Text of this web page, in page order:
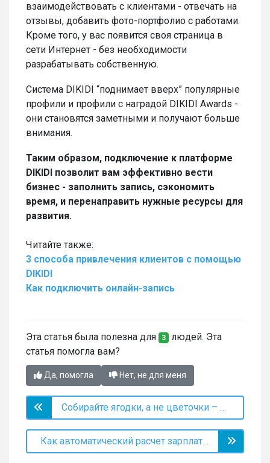
взаимодействовать с клиентами - отвечать на
отзывы, добавить фото-портфолио с работами.
Кроме того, у вас появится своя страница в
сети Интернет - без необходимости
разрабатывать собственную.
Система DIKIDI “поднимает вверх” популярные
профили и профили с наградой DIKIDI Awards -
они становятся заметными и получают больше
внимания.
Таким образом, подключение к платформе
DIKIDI позволит вам эффективно вести
бизнес - заполнить запись, сэкономить
время, и перенаправить нужные ресурсы для
развития.
Читайте также:
3 способа привлечения клиентов с помощью
DIKIDI
Как подключить онлайн-запись
Эта статья была полезна для 3 людей. Эта
статья помогла вам?
Да, помогла Нет, не для меня
Собирайте ягодки, а не цветочки – как увеличить прибыль в марте
Как автоматический расчет зарплаты помогает удерживать сотрудников?